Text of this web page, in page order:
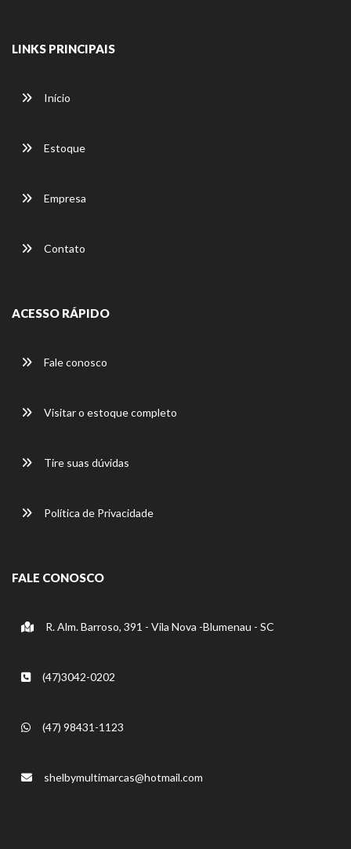
LINKS PRINCIPAIS
Início
Estoque
Empresa
Contato
ACESSO RÁPIDO
Fale conosco
Visitar o estoque completo
Tire suas dúvidas
Política de Privacidade
FALE CONOSCO
R. Alm. Barroso, 391 - Vila Nova -Blumenau - SC
(47)3042-0202
(47) 98431-1123
shelbymultimarcas@hotmail.com